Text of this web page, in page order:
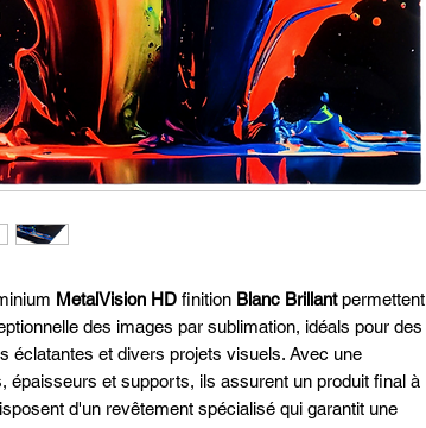
MetalVision HD finition Blanc Brillantpermettent
des images par sublimation, idéals pour des
éclatantes et divers projets visuels. Avec une
épaisseurs et supports, ils assurent un produit final à
d'un revêtement spécialisé qui garantit une